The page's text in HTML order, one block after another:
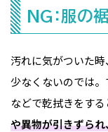
NG：服の
汚れに気がついた
少なくないのでは
などで乾拭きをする
や異物が引きずら